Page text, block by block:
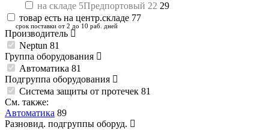
на складе 5Предпортовый 22 29
товар есть на центр.складе 77
срок поставки от 2 до 10 раб. дней
Производитель
Neptun 81
Группа оборудования
Автоматика 81
Подгруппа оборудования
Система защиты от протечек 81
См. также:
Автоматика 89
Разновид. подгруппы оборуд.